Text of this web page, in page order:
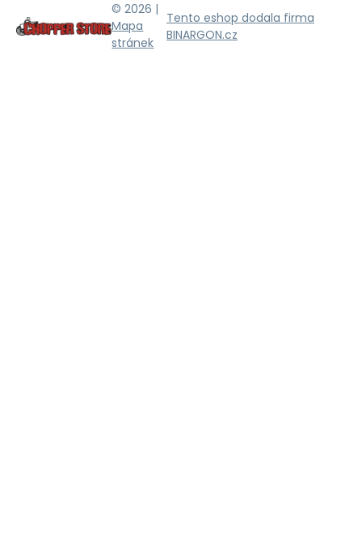
© 2026 |
Mapa
stránek
Tento eshop dodala firma
BINARGON.cz